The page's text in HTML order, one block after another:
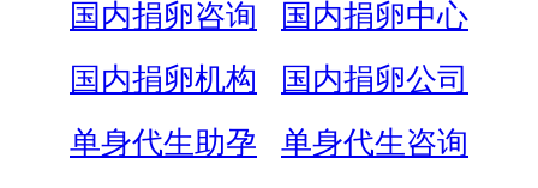
国内捐卵咨询
国内捐卵中心
国内捐卵机构
国内捐卵公司
单身代生助孕
单身代生咨询